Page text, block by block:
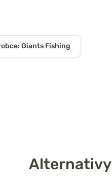
Giants Fishing
Alternativy